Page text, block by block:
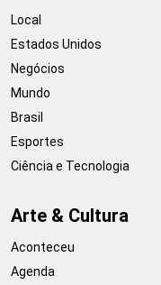
Local
Estados Unidos
Negócios
Mundo
Brasil
Esportes
Ciência e Tecnologia
Arte & Cultura
Aconteceu
Agenda